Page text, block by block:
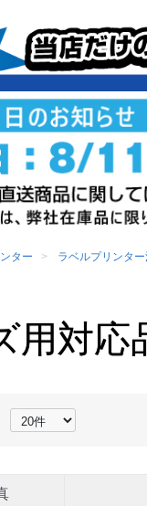
ター ラベルプリンタ
用対応